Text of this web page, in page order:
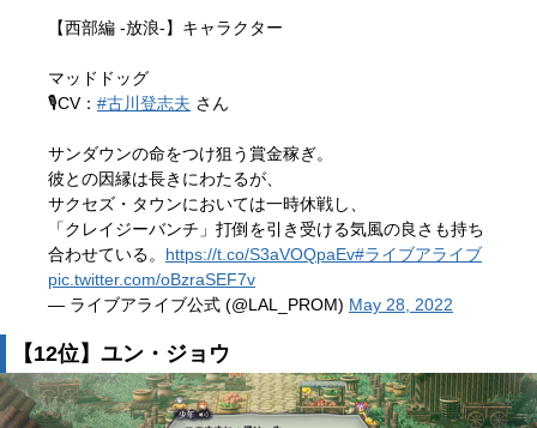
【西部編 -放浪-】キャラクター
マッドドッグ
🎙️CV： #古川登志夫 さん
サンダウンの命をつけ狙う賞金稼ぎ。
彼との因縁は長きにわたるが、
サクセズ・タウンにおいては一時休戦し、
「クレイジーバンチ」打倒を引き受ける気風の良さも持ち
合わせている。 https://t.co/S3aVOQpaEv#ライブアライブ
pic.twitter.com/oBzraSEF7v
— ライブアライブ公式 (@LAL_PROM) May 28, 2022
【12位】ユン・ジョウ